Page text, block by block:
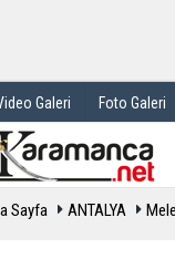
Galeri Foto Galeri
Sayfa ANTALYA